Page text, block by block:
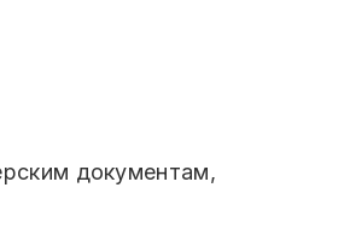
документам,